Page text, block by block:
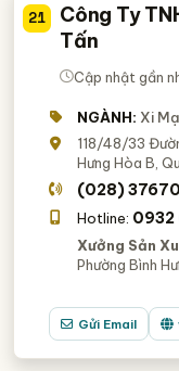
21
Công Ty
Tấn
Cập nhật gần
NGÀNH: Xi
118/48/33
Hưng Hòa B,
(028)
Hotline: 0932
Xưởng Sản
Phường Bình
Gửi Email